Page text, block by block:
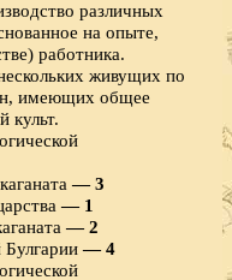
различных
на опыте,
работника.
живущих по
имеющих общее
культ.
— 3
— 1
— 2
Булгарии— 4